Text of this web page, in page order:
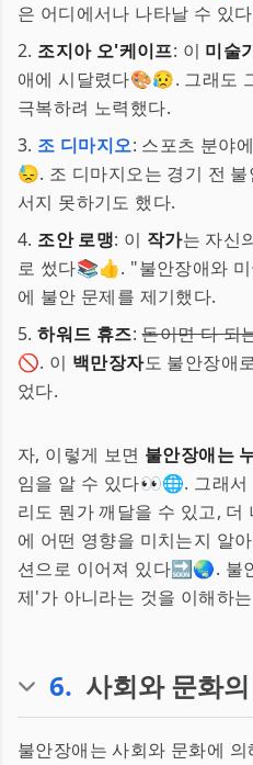
은 어디에서나 나타날 수 있
2. 조지아 오'케이프: 이 미술
애에 시달렸다🎨😥. 그래도
극복하려 노력했다.
3. 조 디마지오: 스포츠 분야
😓. 조 디마지오는 경기 전
서지 못하기도 했다.
4. 조안 로맹: 이 작가는 자신
로 썼다📚👍. "불안장애와
에 불안 문제를 제기했다.
5.하워드 휴즈:돈이면 다 되
🚫. 이 백만장자도 불안장애
었다.
자, 이렇게 보면 불안장애는
임을 알 수 있다👀🌐. 그래서
리도 뭔가 깨달을 수 있고,
에 어떤 영향을 미치는지 알
션으로 이어져 있다🔜🌏. 불
제'가 아니라는 것을 이해하
6. 사회와 문화
불안장애는 사회와 문화에 의